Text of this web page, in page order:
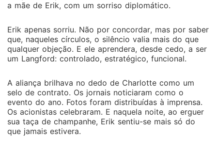
a mãe de Erik, com um sorriso diplomático.
Erik apenas sorriu. Não por concordar, mas por saber
que, naqueles círculos, o silêncio valia mais do que
qualquer objeção. E ele aprendera, desde cedo, a ser
um Langford: controlado, estratégico, funcional.
A aliança brilhava no dedo de Charlotte como um
selo de contrato. Os jornais noticiaram como o
evento do ano. Fotos foram distribuídas à imprensa.
Os acionistas celebraram. E naquela noite, ao erguer
sua taça de champanhe, Erik sentiu-se mais só do
que jamais estivera.